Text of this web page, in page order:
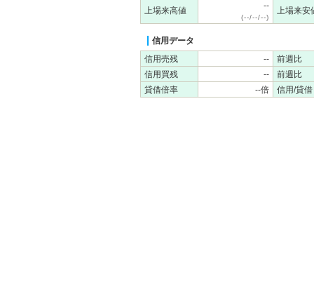
上場来高値 --
(--/--/--)
上場来安
信用データ
信用売残
--
前週比
信用買残
--
前週比
貸借倍率
--倍 信用/貸借